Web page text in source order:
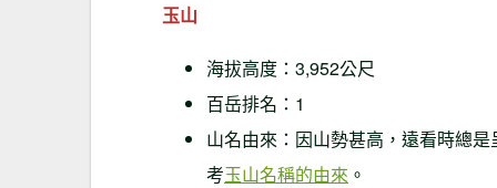
玉山
海拔高度：3,952公尺
百岳排名：1
山名由來：因山勢甚高，遠看時總
考玉山名稱的由來 。